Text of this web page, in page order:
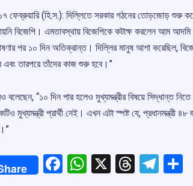
ফেব্রুয়ারি (হি.স.): দিল্লিতে সরকার গঠনের তোড়জোড় শুরু
বিজেপি। এমতাবস্থায় বিজেপিকে কটাক্ষ করলেন আম আদমি
পর ১০ দিন অতিক্রান্ত। দিল্লির মানুষ আশা করেছিল,
এবং তারপরে তাঁদের কাজ শুরু হবে।”
“১০ দিন পার হলেও মুখ্যমন্ত্রীর বিষয়ে সিদ্ধান্ত
মুখ্যমন্ত্রী প্রার্থী নেই। এখন এটা স্পষ্ট যে, প্রধানমন্ত্রী
Facebook
WhatsApp
X Threads